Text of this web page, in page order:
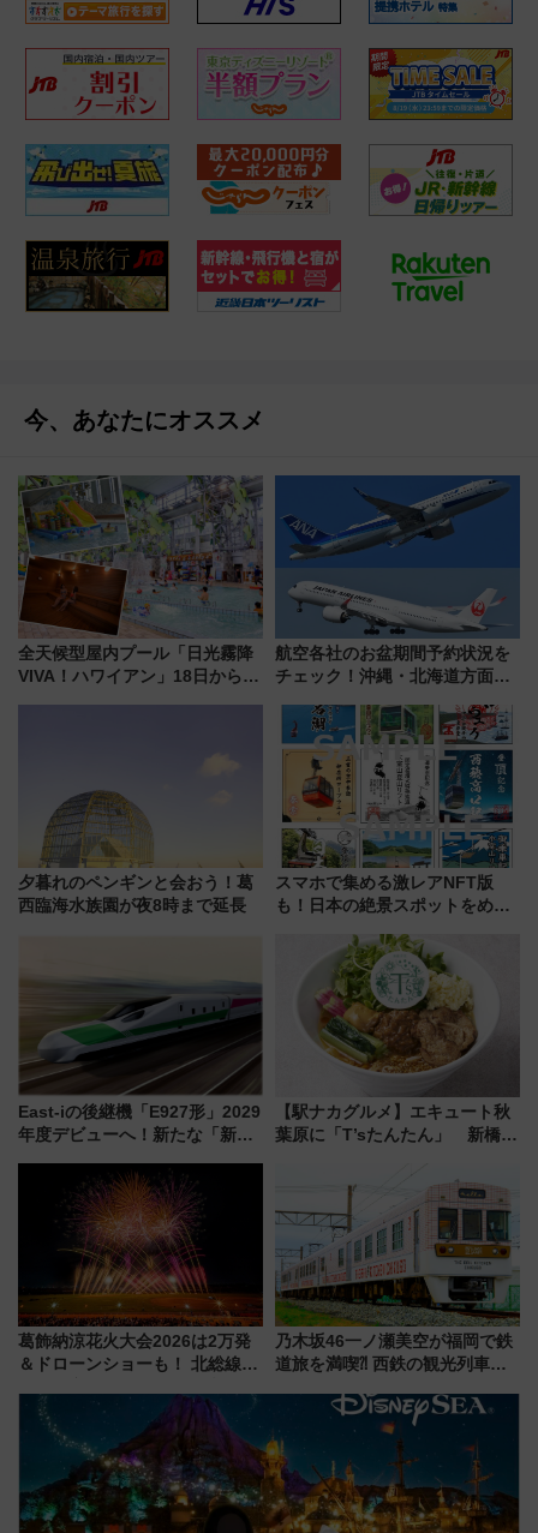
今、あなたにオススメ
全天候型屋内プール「日光霧降
VIVA！ハワイアン」18日から営
航空各社のお盆期間予約状況を
チェック！沖縄・北海道方面は
日は？
夕暮れのペンギンと会おう！葛
西臨海水族園が夜8時まで延長
スマホで集める激レアNFT版
も！日本の絶景スポットをめぐ
ん)」企画がスタート
East-iの後継機「E927形」2029
年度デビューへ！新たな「新幹
説【JR東日本】
【駅ナカグルメ】エキュート秋
葉原に「T’sたんたん」 新橋に
饅」、オムライス専門店「肉と
たまご」新グルメ続々登場！
【2026年8月】
葛飾納涼花火大会2026は2万発
＆ドローンショーも！ 北総線を
車、観覧スポット情報と周辺観
光まとめ（7/28開催）
乃木坂46一ノ瀬美空が福岡で鉄
道旅を満喫⁈ 西鉄の観光列車
CHIKUGO」で巡る福岡･太宰
府･柳川の旅！YouTubeが公開
に